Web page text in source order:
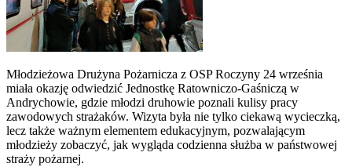
Młodzieżowa Drużyna Pożarnicza z OSP Roczyny 24 września
miała okazję odwiedzić Jednostkę Ratowniczo-Gaśniczą w
Andrychowie, gdzie młodzi druhowie poznali kulisy pracy
zawodowych strażaków. Wizyta była nie tylko ciekawą wycieczką,
lecz także ważnym elementem edukacyjnym, pozwalającym
młodzieży zobaczyć, jak wygląda codzienna służba w państwowej
straży pożarnej.